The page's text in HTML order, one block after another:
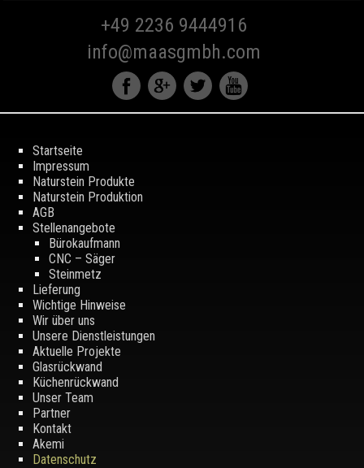
+49 2236 9444916
info@maasgmbh.com
Startseite
Impressum
Naturstein Produkte
Naturstein Produktion
AGB
Stellenangebote
Bürokaufmann
CNC – Säger
Steinmetz
Lieferung
Wichtige Hinweise
Wir über uns
Unsere Dienstleistungen
Aktuelle Projekte
Glasrückwand
Küchenrückwand
Unser Team
Partner
Kontakt
Akemi
Datenschutz